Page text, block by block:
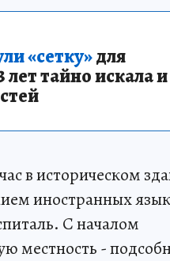
«сетку»для
тайно искала и
в историческом
иностранных
С началом
местность -